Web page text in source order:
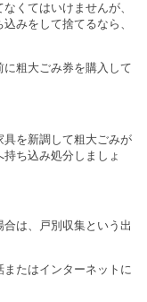
くてはいけませんが、
みをして捨てるなら、
粗大ごみ券を購入して
を新調して粗大ごみが
ち込み処分しましょ
は、戸別収集という出
たはインターネットに